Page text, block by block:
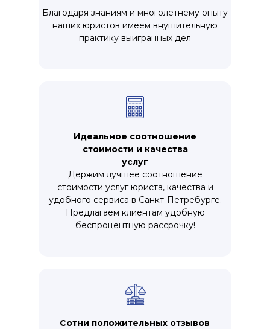
Благодаря знаниям и многолетнему опыту
наших юристов имеем внушительную
практику выигранных дел
Держим лучшее соотношение
стоимости услуг юриста, качества и
удобного сервиса в Санкт-Петребурге.
Предлагаем клиентам удобную
беспроцентную рассрочку!
Идеальное соотношение
стоимости и качества
услуг
Сотни положительных отзывов